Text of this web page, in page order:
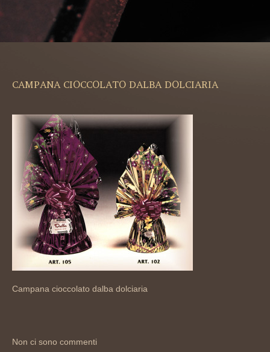
CAMPANA CIOCCOLATO DALBA DOLCIARIA
Campana cioccolato dalba dolciaria
Non ci sono commenti